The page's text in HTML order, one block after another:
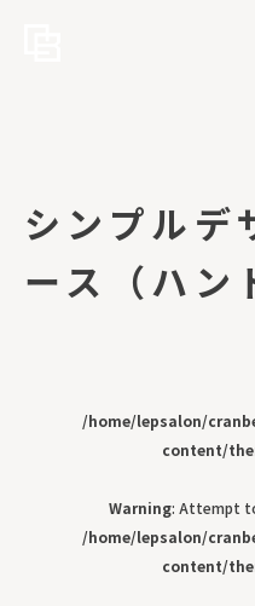
シンプルデ
ース（ハン
/home/lepsalon/
content/
Warning: Attempt
/home/lepsalon/
content/